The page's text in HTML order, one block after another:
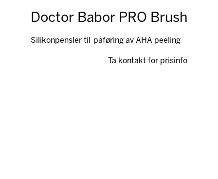
Doctor Babor PRO Brush
Silikonpensler til påføring av AHA peeling
Ta kontakt for prisinfo